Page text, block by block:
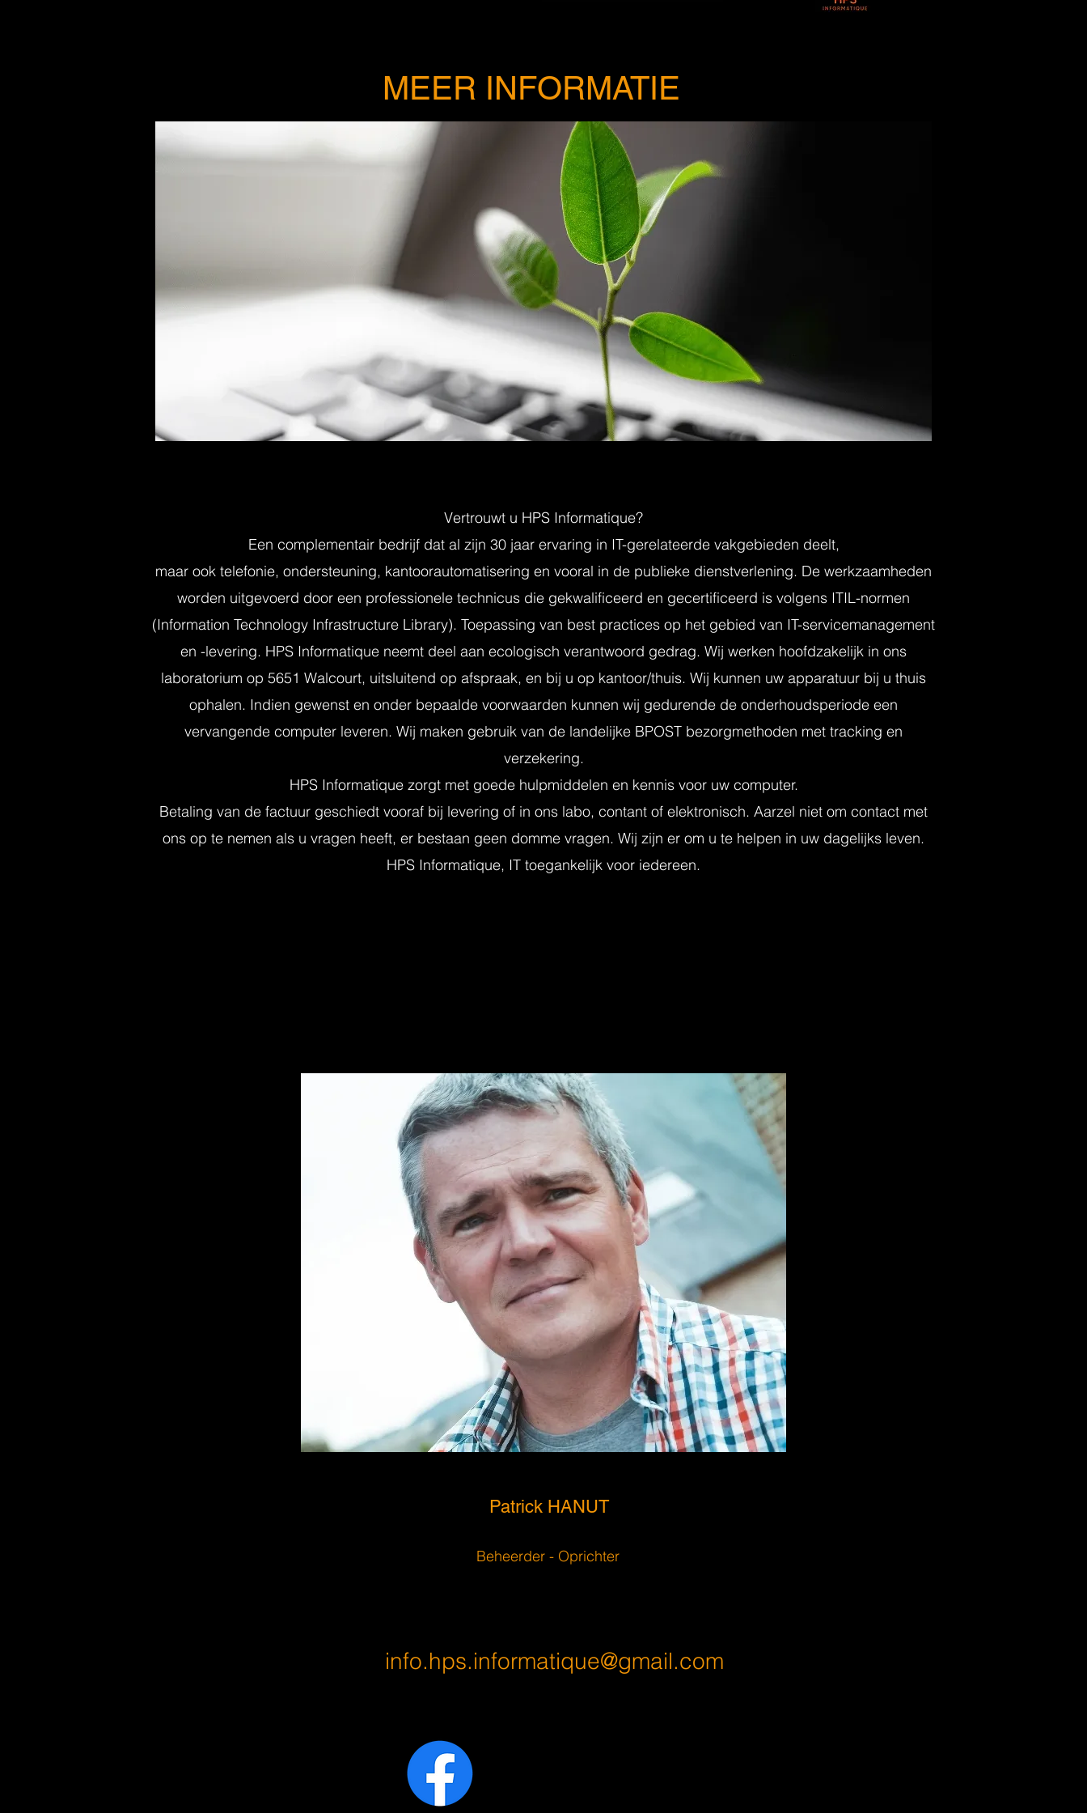
MEER INFORMATIE
Vertrouwt u HPS Informatique?
Een complementair bedrijf dat al zijn 30 jaar ervaring in IT-gerelateerde vakgebieden deelt,
maar ook telefonie, ondersteuning, kantoorautomatisering en vooral in de publieke dienstverlening. De werkzaamheden
worden uitgevoerd door een professionele technicus die gekwalificeerd en gecertificeerd is volgens ITIL-normen
(Information Technology Infrastructure Library). Toepassing van best practices op het gebied van IT-servicemanagement
en -levering. HPS Informatique neemt deel aan ecologisch verantwoord gedrag. Wij werken hoofdzakelijk in ons
laboratorium op 5651 Walcourt, uitsluitend op afspraak, en bij u op kantoor/thuis. Wij kunnen uw apparatuur bij u thuis
ophalen. Indien gewenst en onder bepaalde voorwaarden kunnen wij gedurende de onderhoudsperiode een
vervangende computer leveren. Wij maken gebruik van de landelijke BPOST bezorgmethoden met tracking en
verzekering.
HPS Informatique zorgt met goede hulpmiddelen en kennis voor uw computer.
Betaling van de factuur geschiedt vooraf bij levering of in ons labo, contant of elektronisch. Aarzel niet om contact met
ons op te nemen als u vragen heeft, er bestaan geen domme vragen. Wij zijn er om u te helpen in uw dagelijks leven.
HPS Informatique, IT toegankelijk voor iedereen.
Patrick HANUT
Beheerder - Oprichter
info.hps.informatique@gmail.com